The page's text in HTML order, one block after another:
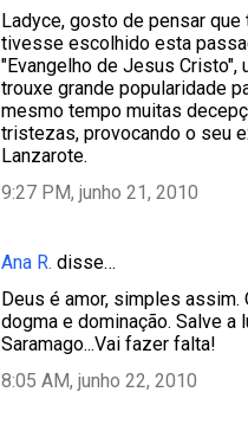
Ladyce, gosto de pensar
tivesse escolhido esta
"Evangelho de Jesus Cristo",
trouxe grande popularidade
mesmo tempo muitas
tristezas, provocando o seu
Lanzarote.
9:27 PM, junho 21, 2010
Ana R. disse…
Deus é amor, simples assim.
dogma e dominação. Salve a
Saramago...Vai fazer falta!
8:05 AM, junho 22, 2010